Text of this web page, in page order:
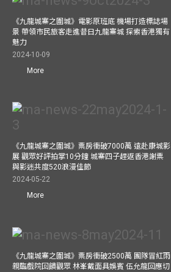
《九龍城寨之圍城》電影原班底 機場打造標誌場
景 帶領市民旅客走進昔日九龍寨城 探索香港獨有
魅力
2024-10-09
More
《九龍城寨之圍城》票房衝破7000萬 遠赴康城影
展 觀眾好評拍掌10分鐘 城寨四子趕返香港謝票
與影迷共度520浪漫佳節
2024-05-22
More
《九龍城寨之圍城》票房衝破2500萬 團隊冒紅雨
親臨戲院回饋觀眾 林峯戴面具娛賓 伍允龍回應切